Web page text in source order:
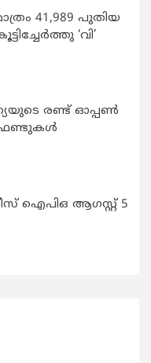
41,989 പുതിയ
‘വി’
രണ്ട് ഓപ്പണ്‍
ഐപിഒ ആഗസ്റ്റ് 5